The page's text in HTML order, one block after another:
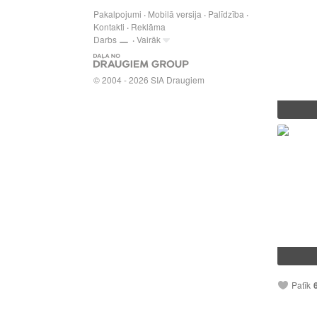
Pakalpojumi Mobilā versija
Palīdzība
Kontakti
Reklāma
Darbs
Vairāk
© 2004 - 2026 SIA Draugiem
Patīk 6